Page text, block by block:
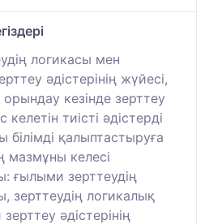
логикасы мен
әдістерінің жүйесі,
кезінде зерттеу
тиісті әдістерді
білімді қалыптастыруға
мазмұны келесі
ғылыми зерттеудің
зерттеудің логикалық
әдістерінің